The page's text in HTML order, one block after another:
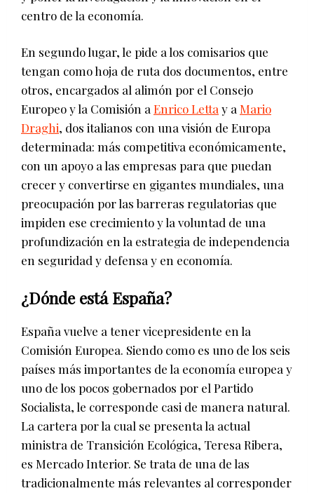
centro de la economía.
En segundo lugar, le pide a los comisarios que
tengan como hoja de ruta dos documentos, entre
otros, encargados al alimón por el Consejo
Europeo y la Comisión a Enrico Letta y a Mario
Draghi, dos italianos con una visión de Europa
determinada: más competitiva económicamente,
con un apoyo a las empresas para que puedan
crecer y convertirse en gigantes mundiales, una
preocupación por las barreras regulatorias que
impiden ese crecimiento y la voluntad de una
profundización en la estrategia de independencia
en seguridad y defensa y en economía.
¿Dónde está España?
España vuelve a tener vicepresidente en la
Comisión Europea. Siendo como es uno de los seis
países más importantes de la economía europea y
uno de los pocos gobernados por el Partido
Socialista, le corresponde casi de manera natural.
La cartera por la cual se presenta la actual
ministra de Transición Ecológica, Teresa Ribera,
es Mercado Interior. Se trata de una de las
tradicionalmente más relevantes al corresponder